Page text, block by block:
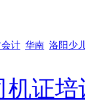
计 华南 洛阳少
机证培